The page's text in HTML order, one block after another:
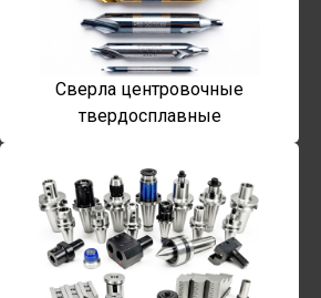
Сверла центровочные
твердосплавные